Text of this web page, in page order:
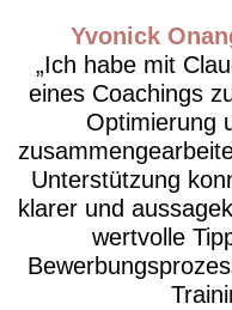
Yvonick
Ich habe mit
eines Coachings
Optimierung
Unterstützung
klarer und
wertvolle